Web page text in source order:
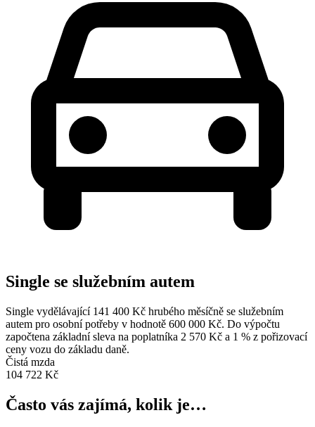
Single se služebním autem
Single vydělávající 141 400 Kč hrubého měsíčně se služebním
autem pro osobní potřeby v hodnotě 600 000 Kč. Do výpočtu
započtena základní sleva na poplatníka 2 570 Kč a 1 % z pořizovací
ceny vozu do základu daně.
Čistá mzda
104 722 Kč
Často vás zajímá, kolik je…